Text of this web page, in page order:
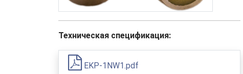
Техническая спецификация:
EKP-1NW1.pdf